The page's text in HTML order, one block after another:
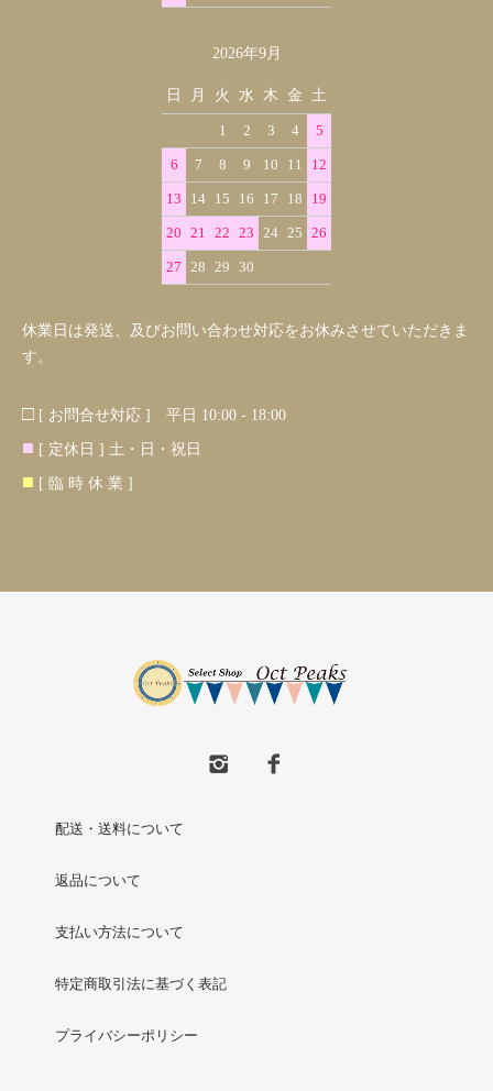
2026年9月
日 月 火 水 木 金 土
1 2 3 4 5
6 7 8 9 10 11 12
13 14 15 16 17 18 19
20 21 22 23 24 25 26
27 28 29 30
休業日は発送、及びお問い合わせ対応をお休みさせていただきま
す。
□ [ お問合せ対応 ] 平日 10:00 - 18:00
■ [ 定休日 ] 土・日・祝日
■ [ 臨 時 休 業 ]
配送・送料について
返品について
支払い方法について
特定商取引法に基づく表記
プライバシーポリシー